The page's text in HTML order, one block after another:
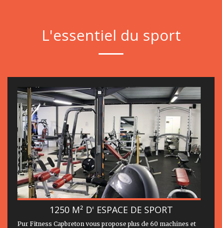
L'essentiel du sport
1250 M² D' ESPACE DE SPORT
Pur Fitness Capbreton vous propose plus de 60 machines et